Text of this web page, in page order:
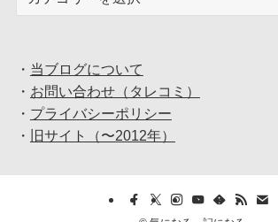
・ 当ブログについて
・ お問い合わせ（タレコミ）
・ プライバシーポリシー
・
旧サイト（〜2012年）